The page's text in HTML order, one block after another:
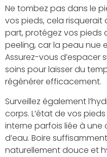
Ne tombez pas dans le
vos pieds, cela risquerait
part, protégez vos pieds
peeling, car la peau nue
Assurez-vous d’espacer
soins pour laisser du
régénérer efficacement.
Surveillez également
corps. L’état de vos
interne parfois liée à
d’eau. Boire
naturellement douce et